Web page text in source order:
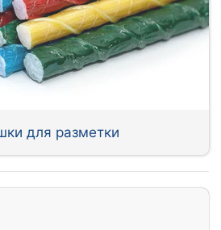
для разметки